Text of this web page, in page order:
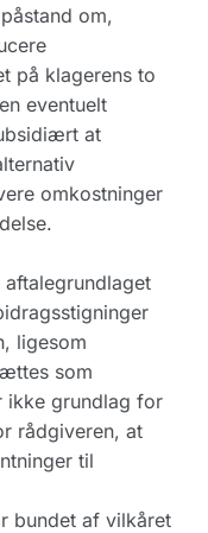
om,
på klagerens to
eventuelt
at
omkostninger
ligesom
som
ikke grundlag for
rådgiveren, at
til
bundet af vilkåret